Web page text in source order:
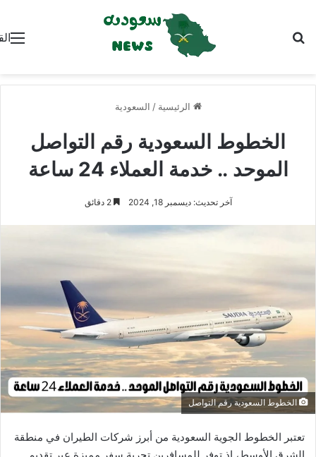
الرئيسية / السعودية
الخطوط السعودية رقم التواصل
الموحد .. خدمة العملاء 24 ساعة
آخر تحديث: ديسمبر 18, 2024 2 دقائق
الخطوط السعودية رقم التواصل
تعتبر الخطوط الجوية السعودية من أبرز شركات الطيران في منطقة